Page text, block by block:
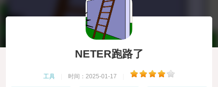
NETER跑路了
工具 时间：2025-01-17